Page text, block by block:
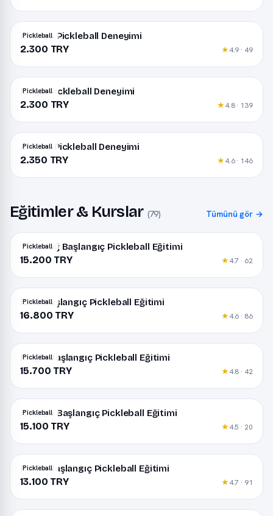
Pickleball
Antalya Pickleball Deneyimi
2.300 TRY ★4.9 · 49
Pickleball
Muğla Pickleball Deneyimi
2.300 TRY ★4.8 · 139
Pickleball
Ankara Pickleball Deneyimi
2.350 TRY ★4.6 · 146
Eğitimler & Kurslar (79) Tümünü gör →
Pickleball
Tekirdağ Başlangıç Pickleball Eğitimi
15.200 TRY ★4.7 · 62
Pickleball
İzmir Başlangıç Pickleball Eğitimi
16.800 TRY ★4.6 · 86
Pickleball
Muğla Başlangıç Pickleball Eğitimi
15.700 TRY ★4.8 · 42
Pickleball
Antalya Başlangıç Pickleball Eğitimi
15.100 TRY ★4.5 · 20
Pickleball
Bursa Başlangıç Pickleball Eğitimi
13.100 TRY ★4.7 · 91